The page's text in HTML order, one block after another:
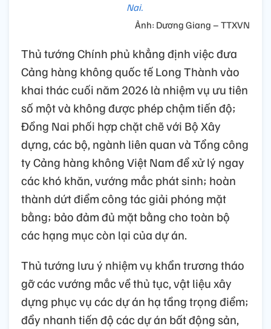
Nai.
Ảnh: Dương Giang – TTXVN
Thủ tướng Chính phủ khẳng định việc đưa
Cảng hàng không quốc tế Long Thành vào
khai thác cuối năm 2026 là nhiệm vụ ưu tiên
số một và không được phép chậm tiến độ;
Đồng Nai phối hợp chặt chẽ với Bộ Xây
dựng, các bộ, ngành liên quan và Tổng công
ty Cảng hàng không Việt Nam để xử lý ngay
các khó khăn, vướng mắc phát sinh; hoàn
thành dứt điểm công tác giải phóng mặt
bằng; bảo đảm đủ mặt bằng cho toàn bộ
các hạng mục còn lại của dự án.
Thủ tướng lưu ý nhiệm vụ khẩn trương tháo
gỡ các vướng mắc về thủ tục, vật liệu xây
dựng phục vụ các dự án hạ tầng trọng điểm;
đẩy nhanh tiến độ các dự án bất động sản,